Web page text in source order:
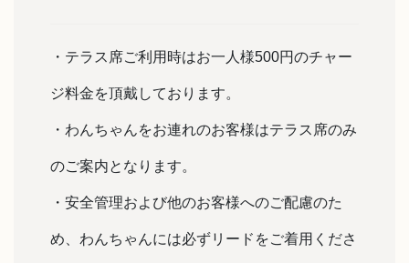
・テラス席ご利用時はお一人様500円のチャー
ジ料金を頂戴しております。
・わんちゃんをお連れのお客様はテラス席のみ
のご案内となります。
・安全管理および他のお客様へのご配慮のた
め、わんちゃんには必ずリードをご着用くださ